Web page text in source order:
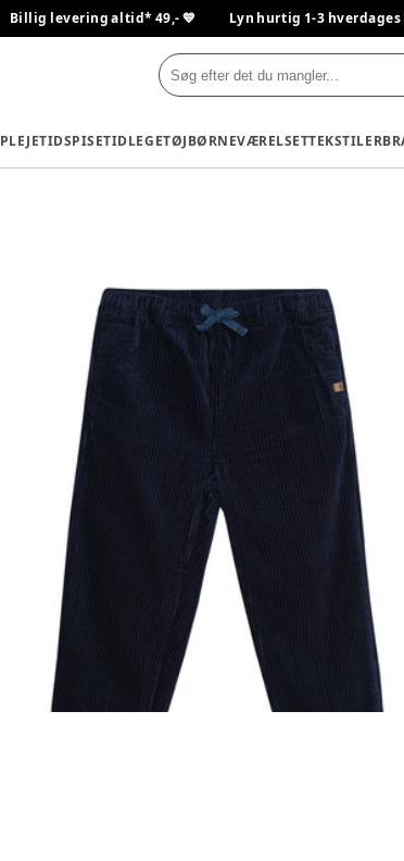
Billig levering altid* 49,- 💙 Lyn hurtig 1-3
PLEJETIDSPISETIDLEGETØJBØRNEVÆRELSETTEKSTILER